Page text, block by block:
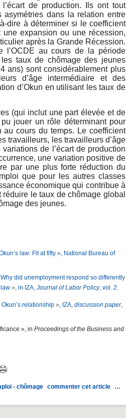
de production. Ils ont tout
asymétries dans la relation entre
dire à déterminer si le coefficient
une expansion ou une récession,
après la Grande Récession.
l’OCDE au cours de la période
taux de chômage des jeunes
ans) sont considérablement plus
d’âge intermédiaire et des
d’Okun en utilisant les taux de
(qui inclut une part élevée et de
jouer un rôle déterminant pour
au cours du temps. Le coefficient
travailleurs, les travailleurs d’âge
de l’écart de production
une variation positive de
par une plus forte réduction du
que pour les autres classes
économique qui contribue à
le taux de chômage global
des jeunes.
law: Fit at fifty », National Bureau of
Why did unemployment respond so differently
», in IZA, Journal of Labor Policy, vol. 2.
relationship », IZA, discussion paper,
», in Proceedings of the Business and
- chômage commenter cet article …